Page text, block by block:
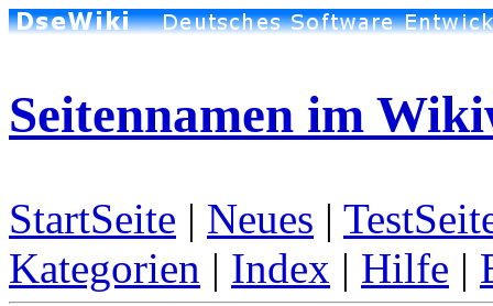
Seitennamen im
StartSeite | Neues |
Kategorien | Index | Hilfe |